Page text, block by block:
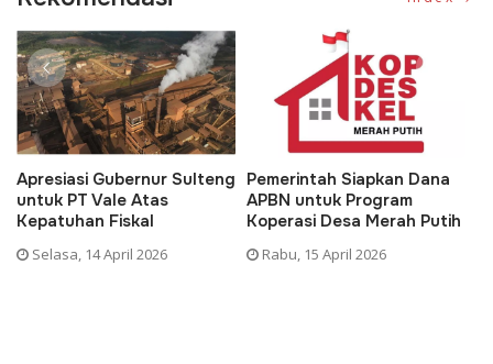
Apresiasi Gubernur Sulteng
untuk PT Vale Atas
Kepatuhan Fiskal
Selasa, 14 April 2026
Pemerintah Siapkan Dana
APBN untuk Program
Koperasi Desa Merah Putih
Rabu, 15 April 2026